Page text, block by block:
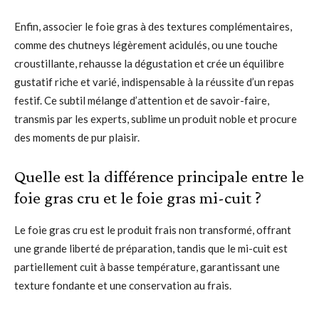
Enfin, associer le foie gras à des textures complémentaires,
comme des chutneys légèrement acidulés, ou une touche
croustillante, rehausse la dégustation et crée un équilibre
gustatif riche et varié, indispensable à la réussite d’un repas
festif. Ce subtil mélange d’attention et de savoir-faire,
transmis par les experts, sublime un produit noble et procure
des moments de pur plaisir.
Quelle est la différence principale entre le
foie gras cru et le foie gras mi-cuit ?
Le foie gras cru est le produit frais non transformé, offrant
une grande liberté de préparation, tandis que le mi-cuit est
partiellement cuit à basse température, garantissant une
texture fondante et une conservation au frais.